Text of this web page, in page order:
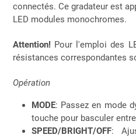
connectés. Ce gradateur est
LED modules monochromes.
Attention!Pour l'emploi des
résistances correspondantes
Opération
MODE: Passez en mode
touche pour basculer
SPEED/BRIGHT/OFF: